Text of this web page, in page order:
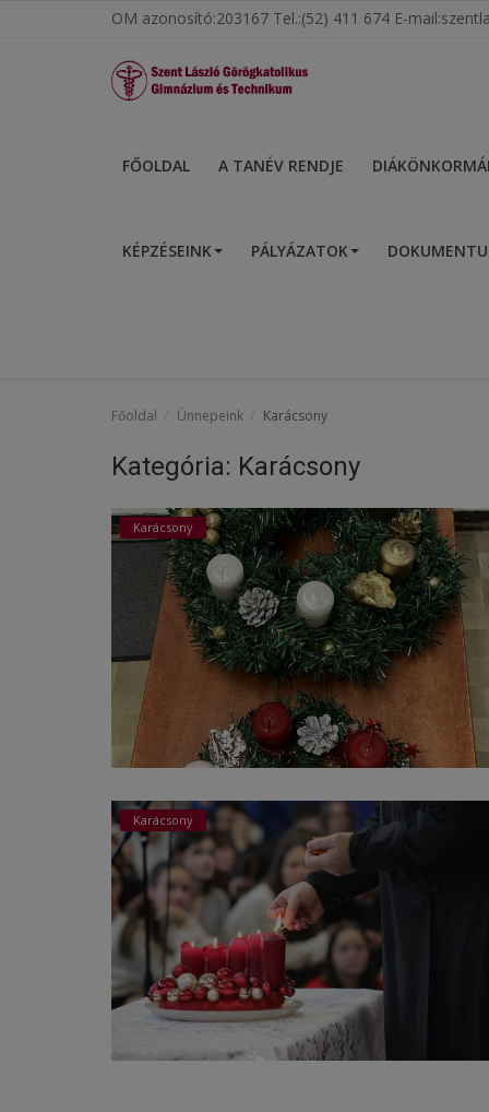
OM azonosító:203167 Tel.:(52) 411 674 E-
FŐOLDAL A TANÉV RENDJE
KÉPZÉSEINK PÁLYÁZATOK
Diákönkormányzat
Dokumentumok
OM azonosító:203167 Tel.:(52)
mail:szentlaszlodebrecen@gmail.c
om Cím:Debrecen, Thomas Mann
Főoldal Ünnepeink Karácsony
Kategória: Karácsony
Karácsony
Karácsony